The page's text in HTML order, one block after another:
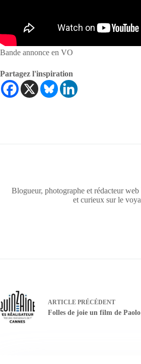
Bande annonce en VO
Partagez l'inspiration
Blogueur, photographe et rédacteur
et curieux sur le
ARTICLE PRÉCÉDENT
Folles de joie un film de